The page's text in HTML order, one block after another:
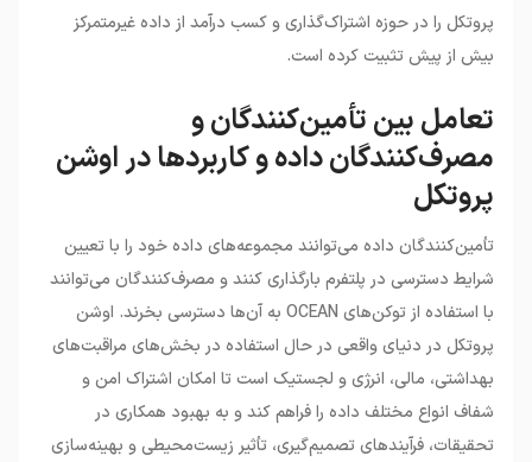
پروتکل را در حوزه اشتراک‌گذاری و کسب درآمد از داده غیرمتمرکز
بیش از پیش تثبیت کرده است.
تعامل بین تأمین‌کنندگان و
مصرف‌کنندگان داده و کاربردها در اوشن
پروتکل
تأمین‌کنندگان داده می‌توانند مجموعه‌های داده خود را با تعیین
شرایط دسترسی در پلتفرم بارگذاری کنند و مصرف‌کنندگان می‌توانند
با استفاده از توکن‌های OCEAN به آن‌ها دسترسی بخرند. اوشن
پروتکل در دنیای واقعی در حال استفاده در بخش‌های مراقبت‌های
بهداشتی، مالی، انرژی و لجستیک است تا امکان اشتراک امن و
شفاف انواع مختلف داده را فراهم کند و به بهبود همکاری در
تحقیقات، فرآیندهای تصمیم‌گیری، تأثیر زیست‌محیطی و بهینه‌سازی